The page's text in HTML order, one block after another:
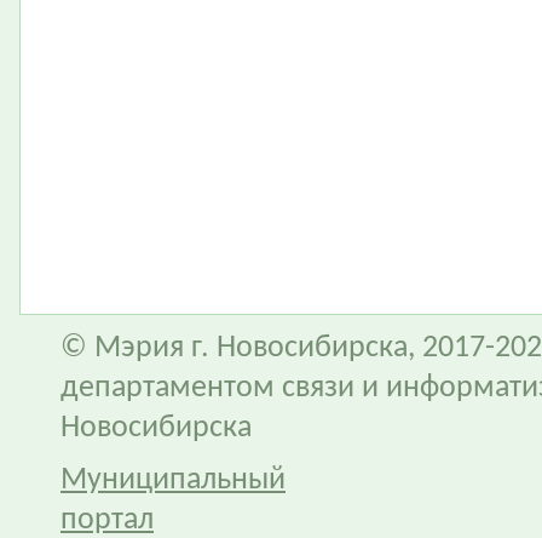
© Мэрия г. Новосибирска, 2017-
департаментом связи и
Новосибирска
Муниципальный
портал